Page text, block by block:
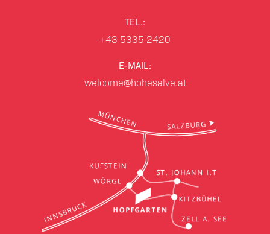
TEL.:
+43 5335 2420
E-MAIL:
welcome@hohesalve.at